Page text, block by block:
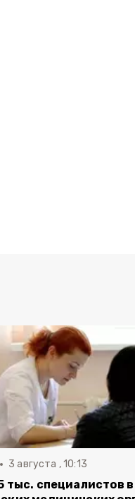
3 августа , 10:13
тыс. специалистов в